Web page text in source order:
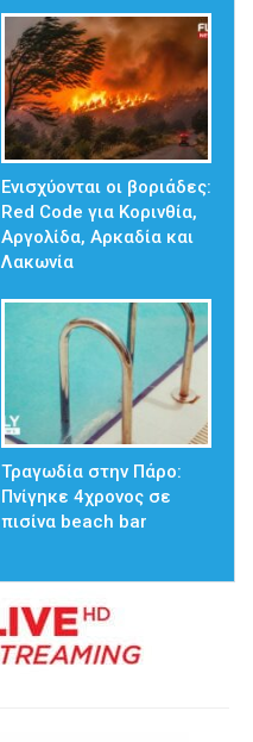
Ενισχύονται οι βοριάδες:
Red Code για Κορινθία,
Αργολίδα, Αρκαδία και
Λακωνία
Τραγωδία στην Πάρο:
Πνίγηκε 4χρονος σε
πισίνα beach bar